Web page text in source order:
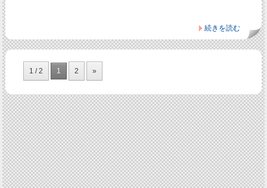
続きを読む
1 / 2 1 2 »